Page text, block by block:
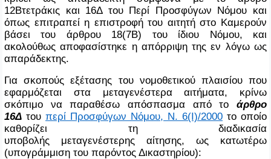
12Βτετράκις και 16Δ του Περί Προσφύγων Νόμου και
όπως επιτραπεί η επιστροφή του αιτητή στο Καμερούν
βάσει του άρθρου 18(7Β) του ίδιου Νόμου, και
ακολούθως αποφασίστηκε η απόρριψη της εν λόγω ως
απαράδεκτης.
Για σκοπούς εξέτασης του νομοθετικού πλαισίου που
εφαρμόζεται στα μεταγενέστερα αιτήματα, κρίνω
σκόπιμο να παραθέσω απόσπασμα από το άρθρο
16Δ του περί Προσφύγων Νόμου, Ν. 6(Ι)/2000 το οποίο
καθορίζει τη διαδικασία
υποβολής μεταγενέστερης αίτησης, ως κατωτέρω
(υπογράμμιση του παρόντος Δικαστηρίου):